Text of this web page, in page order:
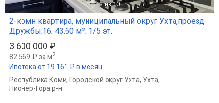
1 из 10
2-комн квартира, муниципальный округ Ухта,проезд
Дружбы,16, 43.60 м², 1/5 эт.
3 600 000 ₽
82 569 ₽ за м2
Ипотека от 19 161 ₽ в месяц
Республика Коми, Городской округ Ухта, Ухта,
Пионер-Гора р-н